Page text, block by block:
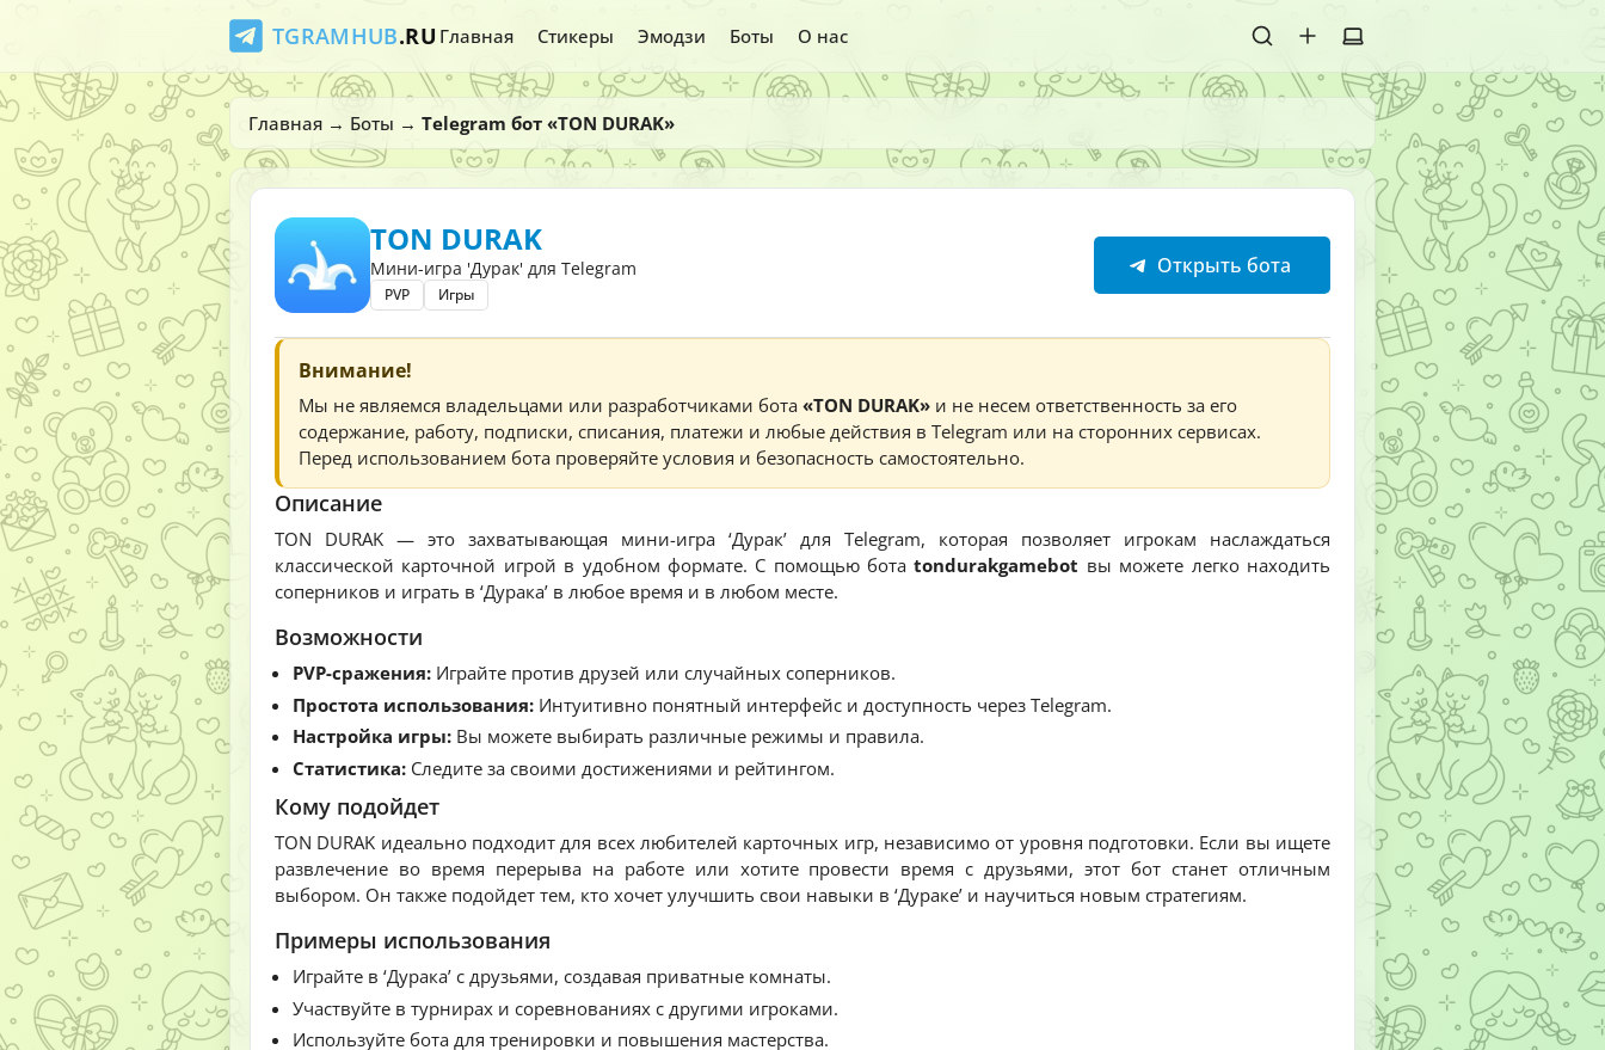
TGRAMHUB.RU Главная Стикеры Эмодзи Боты О нас
Главная → Боты → Telegram бот «TON DURAK»
TON DURAK
Мини-игра 'Дурак' для Telegram
PVP Игры
Открыть бота
Внимание!
Мы не являемся владельцами или разработчиками бота «TON DURAK» и не несем ответственность за его
содержание, работу, подписки, списания, платежи и любые действия в Telegram или на сторонних сервисах.
Перед использованием бота проверяйте условия и безопасность самостоятельно.
Описание
TON DURAK — это захватывающая мини-игра ‘Дурак’ для Telegram, которая позволяет игрокам наслаждаться
классической карточной игрой в удобном формате. С помощью ботаtondurakgamebot вы можете легко находить
соперников и играть в ‘Дурака’ в любое время и в любом месте.
Возможности
PVP-сражения: Играйте против друзей или случайных соперников.
Простота использования: Интуитивно понятный интерфейс и доступность через Telegram.
Настройка игры: Вы можете выбирать различные режимы и правила.
Статистика: Следите за своими достижениями и рейтингом.
Кому подойдет
TON DURAK идеально подходит для всех любителей карточных игр, независимо от уровня подготовки. Если вы ищете
развлечение во время перерыва на работе или хотите провести время с друзьями, этот бот станет отличным
выбором. Он также подойдет тем, кто хочет улучшить свои навыки в ‘Дураке’ и научиться новым стратегиям.
Примеры использования
Играйте в ‘Дурака’ с друзьями, создавая приватные комнаты.
Участвуйте в турнирах и соревнованиях с другими игроками.
Используйте бота для тренировки и повышения мастерства.